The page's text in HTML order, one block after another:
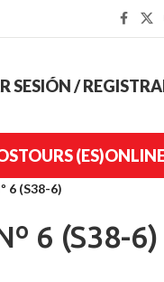
SESIÓN /
TOURS (ES)
6 (S38-6)
6 (S38-6)